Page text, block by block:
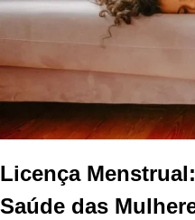
Licença
Saúde das